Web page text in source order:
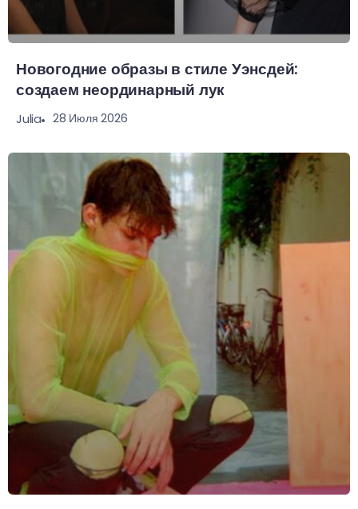
Новогодние образы в стиле Уэнсдей:
создаем неординарный лук
Julia 28 Июля 2026